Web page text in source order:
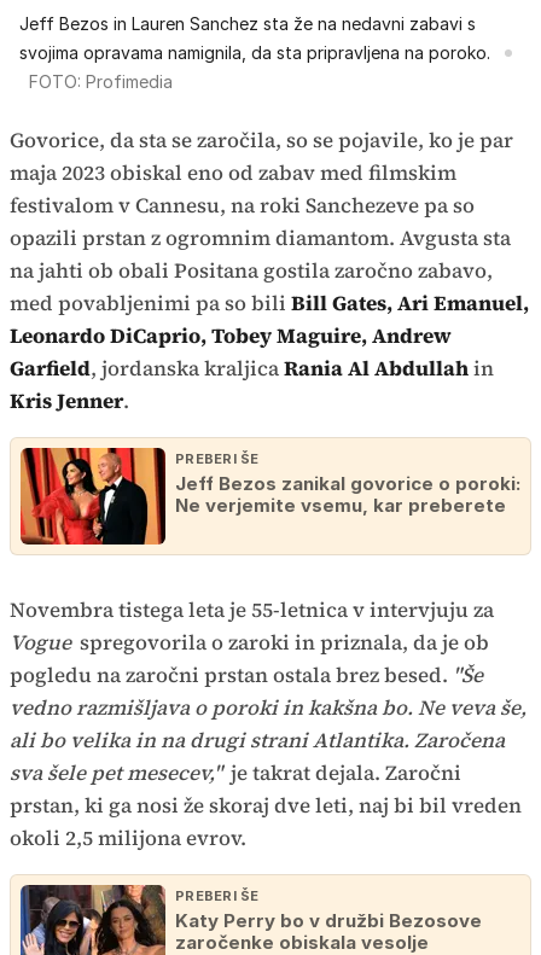
Jeff Bezos in Lauren Sanchez sta že na nedavni zabavi s
svojima opravama namignila, da sta pripravljena na poroko.
FOTO: Profimedia
Govorice, da sta se zaročila, so se pojavile, ko je par
maja 2023 obiskal eno od zabav med filmskim
festivalom v Cannesu, na roki Sanchezeve pa so
opazili prstan z ogromnim diamantom. Avgusta sta
na jahti ob obali Positana gostila zaročno zabavo,
med povabljenimi pa so bili Bill Gates, Ari Emanuel,
Leonardo DiCaprio, Tobey Maguire, Andrew
Garfield, jordanska kraljicaRania Al Abdullahin
Kris Jenner.
PREBERI ŠE
Jeff Bezos zanikal govorice o poroki:
Ne verjemite vsemu, kar preberete
Novembra tistega leta je 55-letnica v intervjuju za
Vogue spregovorila o zaroki in priznala, da je ob
pogledu na zaročni prstan ostala brez besed. "Še
vedno razmišljava o poroki in kakšna bo. Ne veva še,
ali bo velika in na drugi strani Atlantika. Zaročena
sva šele pet mesecev," je takrat dejala. Zaročni
prstan, ki ga nosi že skoraj dve leti, naj bi bil vreden
okoli 2,5 milijona evrov.
PREBERI ŠE
Katy Perry bo v družbi Bezosove
zaročenke obiskala vesolje